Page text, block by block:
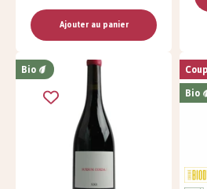
Ajouter au panier
Bio
Bio